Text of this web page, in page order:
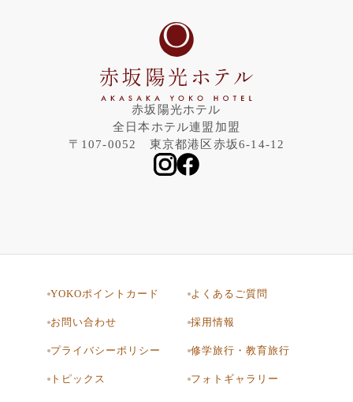
赤坂陽光ホテル
全日本ホテル連盟加盟
〒107-0052 東京都港区赤坂6-14-12
YOKOポイントカード よくあるご質問
お問い合わせ 採用情報
プライバシーポリシー 修学旅行・教育旅行
トピックス フォトギャラリー